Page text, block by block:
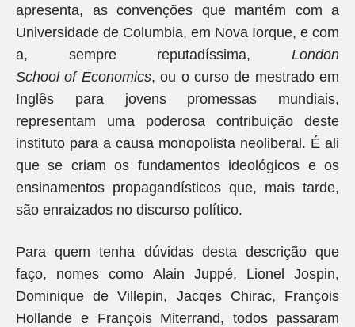
apresenta, as convenções que mantém com a
Universidade de Columbia, em Nova Iorque, e com
a, sempre reputadíssima, London
School of Economics, ou o curso de mestrado em
Inglês para jovens promessas mundiais,
representam uma poderosa contribuição deste
instituto para a causa monopolista neoliberal. É ali
que se criam os fundamentos ideológicos e os
ensinamentos propagandísticos que, mais tarde,
são enraizados no discurso político.
Para quem tenha dúvidas desta descrição que
faço, nomes como Alain Juppé, Lionel Jospin,
Dominique de Villepin, Jacqes Chirac, François
Hollande e François Miterrand, todos passaram